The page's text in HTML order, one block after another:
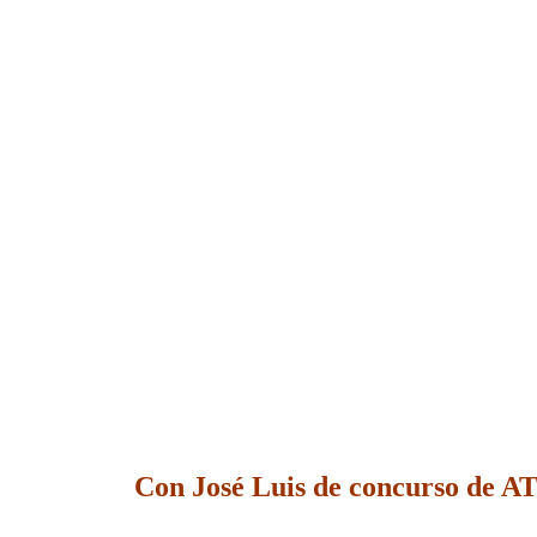
Con José Luis de concurso de